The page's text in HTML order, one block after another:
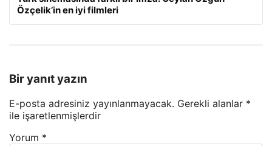
Özçelik’in en iyi filmleri
Bir yanıt yazın
E-posta adresiniz yayınlanmayacak. Gerekli alanlar *
ile işaretlenmişlerdir
Yorum *